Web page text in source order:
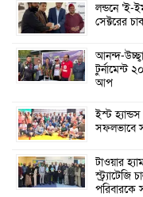
লন্ডনে ‘ই-
সেক্টরের
আনন্দ-
টুর্নামেন্ট
আপ
ইস্ট
সফলভাবে
টাওয়ার
স্ট্র্যাটেজি
পরিবারকে